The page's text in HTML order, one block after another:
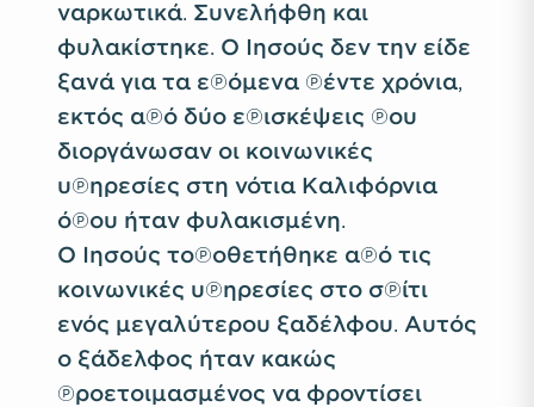
ναρκωτικά. Συνελήφθη και
φυλακίστηκε. Ο Ιησούς δεν την είδε
ξανά για τα επόμενα πέντε χρόνια,
εκτός από δύο επισκέψεις που
διοργάνωσαν οι κοινωνικές
υπηρεσίες στη νότια Καλιφόρνια
όπου ήταν φυλακισμένη.
Ο Ιησούς τοποθετήθηκε από τις
κοινωνικές υπηρεσίες στο σπίτι
ενός μεγαλύτερου ξαδέλφου. Αυτός
ο ξάδελφος ήταν κακώς
προετοιμασμένος να φροντίσει